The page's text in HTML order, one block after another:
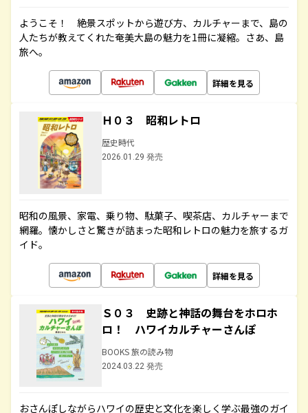
ようこそ！ 絶景スポットから遊び方、カルチャーまで、島の
人たちが教えてくれた奄美大島の魅力を1冊に凝縮。さあ、島
旅へ。
詳細を見る
Ｈ０３ 昭和レトロ
歴史時代
2026.01.29 発売
昭和の風景、家電、乗り物、駄菓子、喫茶店、カルチャーまで
網羅。懐かしさと驚きが詰まった昭和レトロの魅力を旅するガ
イド。
詳細を見る
Ｓ０３ 史跡と神話の舞台をホロホ
ロ！ ハワイカルチャーさんぽ
BOOKS 旅の読み物
2024.03.22 発売
おさんぽしながらハワイの歴史と文化を楽しく学ぶ最強のガイ